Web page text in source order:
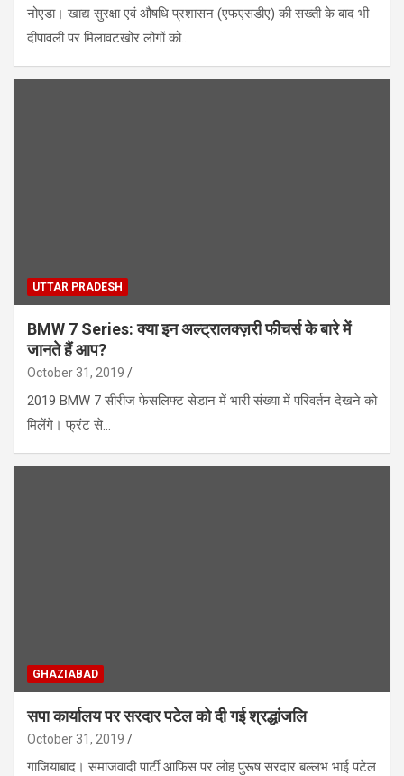
नोएडा। खाद्य सुरक्षा एवं औषधि प्रशासन (एफएसडीए) की सख्ती के बाद भी
दीपावली पर मिलावटखोर लोगों को…
UTTAR PRADESH
BMW 7 Series: क्या इन अल्ट्रालक्ज़री फीचर्स के बारे में
जानते हैं आप?
October 31, 2019
2019 BMW 7 सीरीज फेसलिफ्ट सेडान में भारी संख्या में परिवर्तन देखने को
मिलेंगे। फ्रंट से…
GHAZIABAD
सपा कार्यालय पर सरदार पटेल को दी गई श्रद्धांजलि
October 31, 2019
गाजियाबाद। समाजवादी पार्टी आफिस पर लोह पुरूष सरदार बल्लभ भाई पटेल